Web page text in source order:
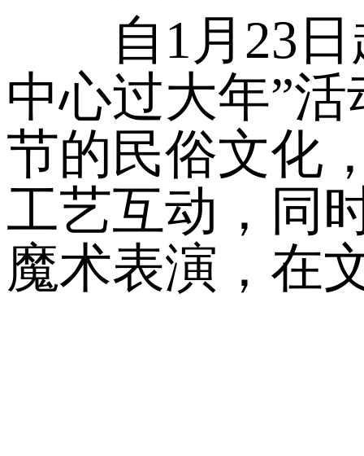
自1月23日
中心过大年”
节的民俗文化
工艺互动，同
魔术表演，在